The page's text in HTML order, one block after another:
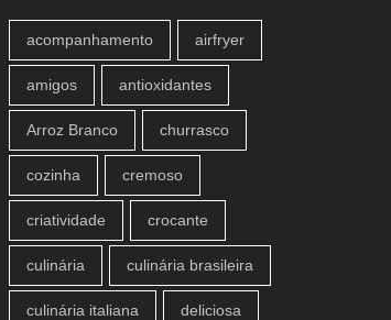
acompanhamento airfryer
amigos antioxidantes
Arroz Branco churrasco
cozinha cremoso
criatividade crocante
culinária culinária brasileira
culinária italiana deliciosa